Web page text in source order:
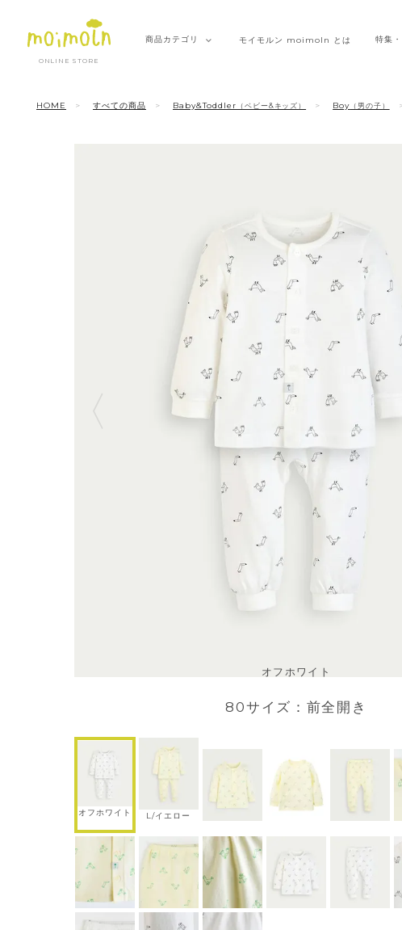
ONLINE STORE
商品カテゴリ モイモルン moimoln とは 特集・
HOME すべての商品 Baby&Toddler （ベビー&キッズ） Boy （男の子）
オフホワイト
80サイズ：前全開き
オフホワイト L/イエロー